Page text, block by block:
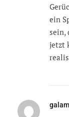
ein
sein,
jetzt